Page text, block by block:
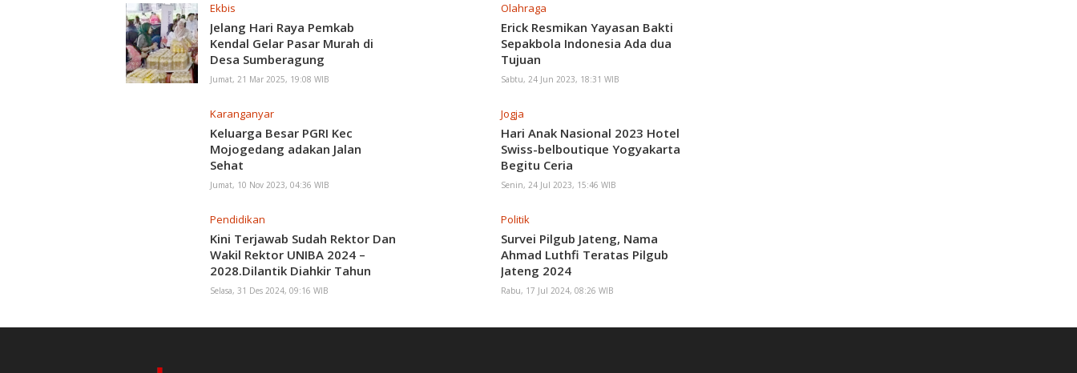
Ekbis
Jelang Hari Raya Pemkab
Kendal Gelar Pasar Murah di
Desa Sumberagung
Jumat, 21 Mar 2025, 19:08 WIB
Olahraga
Erick Resmikan Yayasan Bakti
Sepakbola Indonesia Ada dua
Tujuan
Sabtu, 24 Jun 2023, 18:31 WIB
Karanganyar
Keluarga Besar PGRI Kec
Mojogedang adakan Jalan
Sehat
Jumat, 10 Nov 2023, 04:36 WIB
Jogja
Hari Anak Nasional 2023 Hotel
Swiss-belboutique Yogyakarta
Begitu Ceria
Senin, 24 Jul 2023, 15:46 WIB
Pendidikan
Kini Terjawab Sudah Rektor Dan
Wakil Rektor UNIBA 2024 –
2028.Dilantik Diahkir Tahun
2024
Selasa, 31 Des 2024, 09:16 WIB
Politik
Survei Pilgub Jateng, Nama
Ahmad Luthfi Teratas Pilgub
Jateng 2024
Rabu, 17 Jul 2024, 08:26 WIB